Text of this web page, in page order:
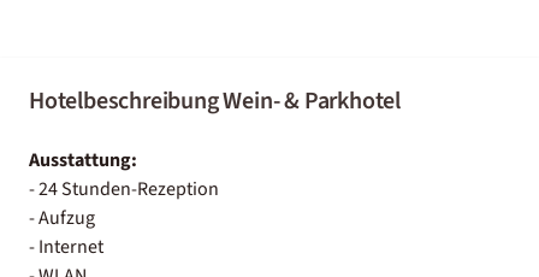
Hotelbeschreibung Wein- & Parkhotel
Ausstattung:
- 24 Stunden-Rezeption
- Aufzug
- Internet